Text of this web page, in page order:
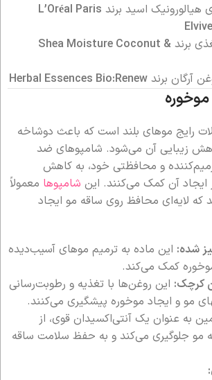
اسید برند L’Oréal Paris
برند Shea Moisture Coconut &
آرگان برند Herbal Essences Bio:Renew
رایج موهای بلند است که باعث دوشاخه
زیبایی آن می‌شود. شامپوهای ضد
و محافظتی خود، به کاهش
ایجاد آن کمک می‌کنند. این شامپوها معمولاً
که لایه‌ای محافظ روی ساقه مو ایجاد
شده: این ماده به ترمیم موهای آسیب‌دیده
کمک می‌کند.
کرچک: این روغن‌ها با تغذیه و رطوبت‌رسانی
مو و ایجاد موخوره پیشگیری می‌کنند.
به عنوان یک آنتی‌اکسیدان قوی، از
جلوگیری می‌کند و به حفظ سلامت ساقه